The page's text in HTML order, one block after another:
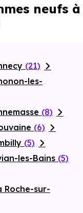
, véritable
les beaux
garage avec
neufs à
(21)
les-
(8)
(6)
(5)
les-Bains (5)
Roche-sur-